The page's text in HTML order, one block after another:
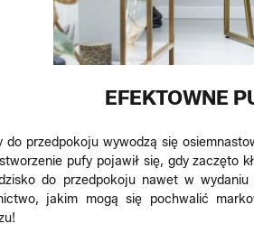
EFEKTOWNE
do przedpokoju wywodzą się
pufy pojawił się, gdy zaczęto
do przedpokoju nawet w
jakim mogą się pochwalić